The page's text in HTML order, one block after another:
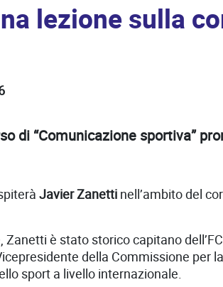
lezione sulla
di “Comunicazione sportiva”
Javier Zanetti nell’ambito del
è stato storico capitano dell’
della Commissione per
sport a livello internazionale.